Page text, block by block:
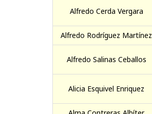
Alfredo Cerda Vergara
Alfredo Rodríguez Martínez
Alfredo Salinas Ceballos
Alicia Esquivel Enriquez